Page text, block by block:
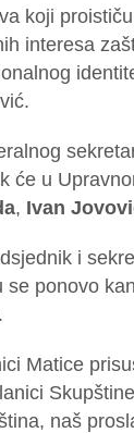
koji
interesa
će u
, Ivan
i
ponovo
Matice
naš